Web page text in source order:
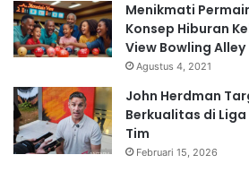
Menikmati
Konsep Hiburan
View Bowling Alley
Agustus 4, 2021
John Herdman
Berkualitas di
Tim
Februari 15, 2026